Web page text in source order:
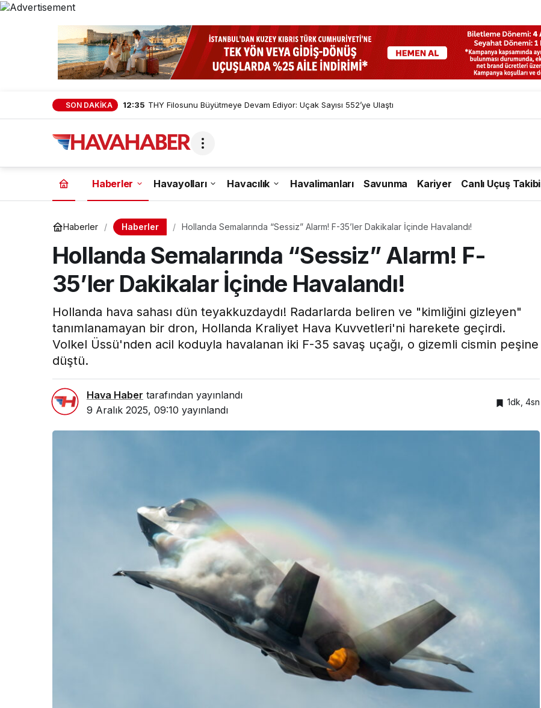
SON DAKİKA 12:35 THY Filosunu Büyütmeye Devam Ediyor: Uçak Sayısı 552’ye Ulaştı
Haberler Havayolları Havacılık Havalimanları Savunma Kariyer Canlı Uçuş Takibi
Haberler Haberler Hollanda Semalarında “Sessiz” Alarm! F-35’ler Dakikalar İçinde Havalandı!
Hollanda Semalarında “Sessiz” Alarm! F-
35’ler Dakikalar İçinde Havalandı!
Hollanda hava sahası dün teyakkuzdaydı! Radarlarda beliren ve "kimliğini gizleyen"
tanımlanamayan bir dron, Hollanda Kraliyet Hava Kuvvetleri'ni harekete geçirdi.
Volkel Üssü'nden acil koduyla havalanan iki F-35 savaş uçağı, o gizemli cismin peşine
düştü.
Hava Haber tarafından yayınlandı
9 Aralık 2025, 09:10 yayınlandı
1dk, 4sn